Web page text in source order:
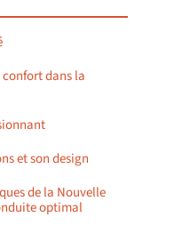
dans la
et son design
de la Nouvelle
optimal